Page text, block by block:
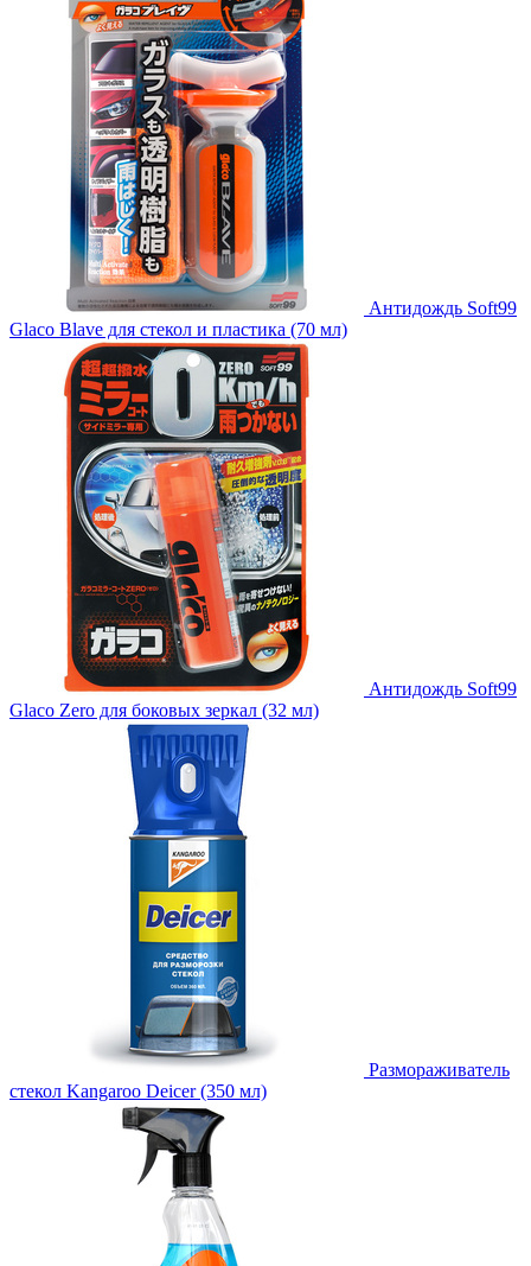
Антидождь Soft99
Glaco Blave для стекол и пластика (70 мл)
Антидождь Soft99
Glaco Zero для боковых зеркал (32 мл)
Размораживатель
стекол Kangaroo Deicer (350 мл)